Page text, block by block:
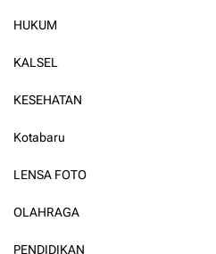
HUKUM
KALSEL
KESEHATAN
Kotabaru
LENSA FOTO
OLAHRAGA
PENDIDIKAN